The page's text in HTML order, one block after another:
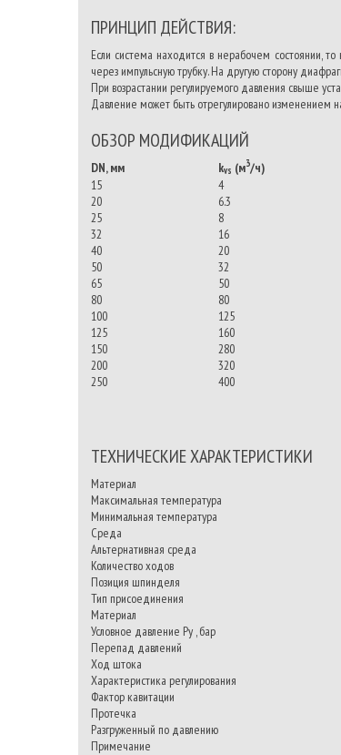
ПРИНЦИП ДЕЙСТВИЯ:
Если система находится в нерабочем состоянии,
через импульсную трубку. На другую сторону
При возрастании регулируемого давления свыше
Давление может быть отрегулировано изменением
ОБЗОР МОДИФИКАЦИЙ
DN, мм kvs (м3/ч)
15
4
20
6.3
25
8
32
16
40
20
50
32
65
50
80
80
100
125
125
160
150
280
200
320
250
400
ТЕХНИЧЕСКИЕ ХАРАКТЕРИСТИКИ
Материал
Максимальная температура
Минимальная температура
Среда
Альтернативная среда
Количество ходов
Позиция шпинделя
Тип присоединения
Материал
Условное давление Ру , бар
Перепад давлений
Ход штока
Характеристика регулирования
Фактор кавитации
Протечка
Разгруженный по давлению
Примечание